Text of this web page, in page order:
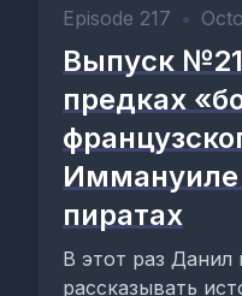
Episode 217 •
Выпуск
предках
Иммануиле
пиратах
В этот раз Данил
рассказывать